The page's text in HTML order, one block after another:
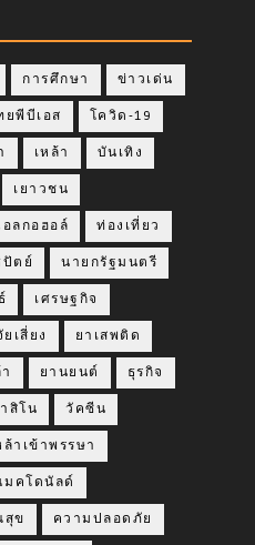
การศึกษา ข่าวเด่น
ยพีบีเอส โควิด-19
เหล้า บันเทิง
เยาวชน
อลกอฮอล์ ท่องเที่ยว
ปัตย์ นายกรัฐมนตรี
เศรษฐกิจ
เสี่ยง ยาเสพติด
ยานยนต์ ธุรกิจ
สิโน วัคซีน
ล้าเข้าพรรษา
มคโดนัลด์
สุข ความปลอดภัย